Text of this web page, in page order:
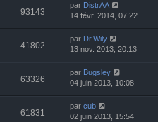
93143
par DistrAA
14 févr. 2014, 07:22
41802
par Dr.Wily
13 nov. 2013, 20:13
63326
par Bugsley
04 juin 2013, 10:08
61831
par cub
02 juin 2013, 15:54